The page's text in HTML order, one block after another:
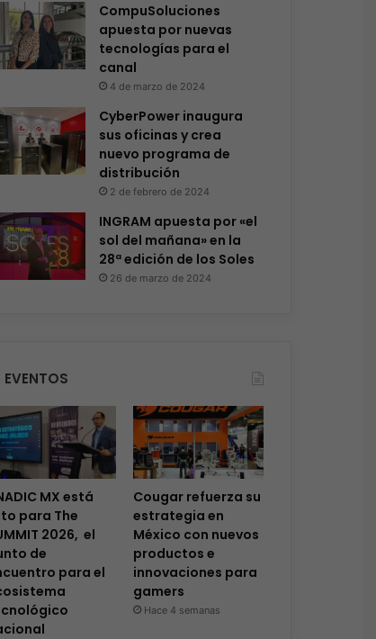
CompuSoluciones
apuesta por nuevas
tecnologías para el
canal
4 de marzo de 2024
CyberPower inaugura
sus oficinas y crea
nuevo programa de
distribución
2 de febrero de 2024
INGRAM apuesta por «el
sol del mañana» en la
28ª edición de los Soles
26 de marzo de 2024
EVENTOS
MX está
para The
2026, el
de
para el
Cougar refuerza su
estrategia en
México con nuevos
productos e
innovaciones para
gamers
Hace 4 semanas